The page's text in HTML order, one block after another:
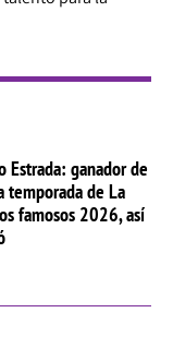
Estrada: ganador de
temporada de La
famosos 2026, así